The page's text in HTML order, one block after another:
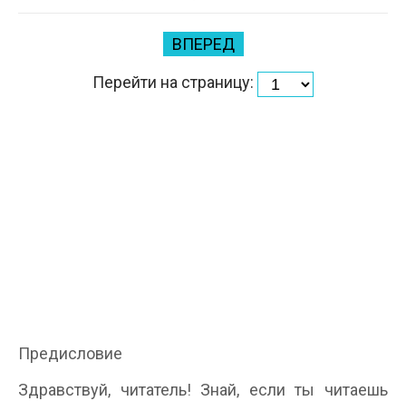
ВПЕРЕД
Перейти на страницу:
Предисловие
Здравствуй, читатель! Знай, если ты читаешь